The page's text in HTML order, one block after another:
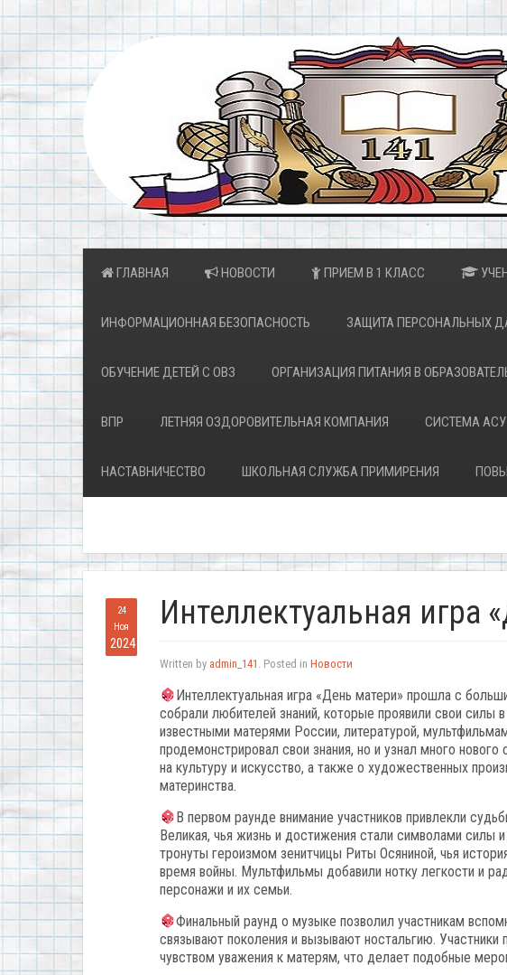
ГЛАВНАЯ НОВОСТИ ПРИЕМ В 1 КЛАСС
ИНФОРМАЦИОННАЯ БЕЗОПАСНОСТЬ ЗАЩИТА ПЕРСОНАЛЬНЫХ
ОБУЧЕНИЕ ДЕТЕЙ С ОВЗ ОРГАНИЗАЦИЯ ПИТАНИЯ В
ВПР ЛЕТНЯЯ ОЗДОРОВИТЕЛЬНАЯ КОМПАНИЯ СИСТЕМА
НАСТАВНИЧЕСТВО ШКОЛЬНАЯ СЛУЖБА ПРИМИРЕНИЯ
24
Ноя
2024
Интеллектуальная игра
Written by admin_141 . Posted in Новости
Интеллектуальная игра «День матери» прошла с
собрали любителей знаний, которые проявили свои силы
известными матерями России, литературой,
продемонстрировал свои знания, но и узнал много
на культуру и искусство, а также о художественных
материнства.
В первом раунде внимание участников привлекли
Великая, чья жизнь и достижения стали символами силы
тронуты героизмом зенитчицы Риты Осяниной, чья
время войны. Мультфильмы добавили нотку легкости и
персонажи и их семьи.
Финальный раунд о музыке позволил участникам
связывают поколения и вызывают ностальгию. Участники
чувством уважения к матерям, что делает подобные